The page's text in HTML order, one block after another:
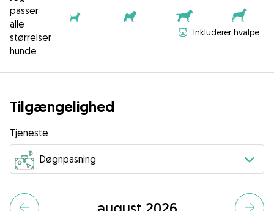
passer
alle
størrelser
hunde
Inkluderer hvalpe
Tilgængelighed
Tjeneste